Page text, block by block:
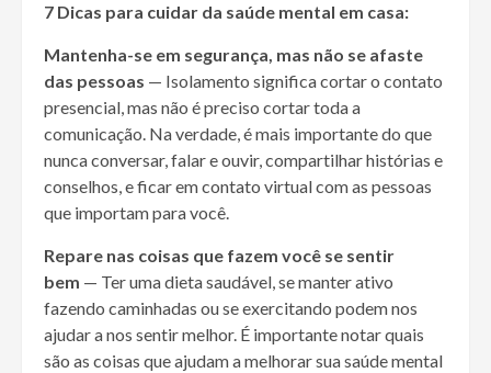
7 Dicas para cuidar da saúde mental em casa:
Mantenha-se em segurança, mas não se afaste
das pessoas — Isolamento significa cortar o contato
presencial, mas não é preciso cortar toda a
comunicação. Na verdade, é mais importante do que
nunca conversar, falar e ouvir, compartilhar histórias e
conselhos, e ficar em contato virtual com as pessoas
que importam para você.
Repare nas coisas que fazem você se sentir
bem — Ter uma dieta saudável, se manter ativo
fazendo caminhadas ou se exercitando podem nos
ajudar a nos sentir melhor. É importante notar quais
são as coisas que ajudam a melhorar sua saúde mental